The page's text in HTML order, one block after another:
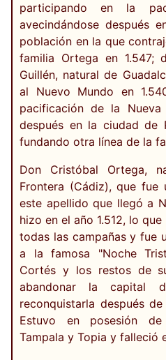
participando en la
avecindándose después
población en la que
familia Ortega en 1.547;
Guillén, natural de
al Nuevo Mundo en
pacificación de la Nueva
después en la ciudad de
fundando otra línea de la
Don Cristóbal Ortega,
Frontera (Cádiz), que
este apellido que llegó a
hizo en el año 1.512, lo
todas las campañas y fue
a la famosa "Noche
Cortés y los restos de
abandonar la capital
reconquistarla después
Estuvo en posesión
Tampala y Topia y falleció